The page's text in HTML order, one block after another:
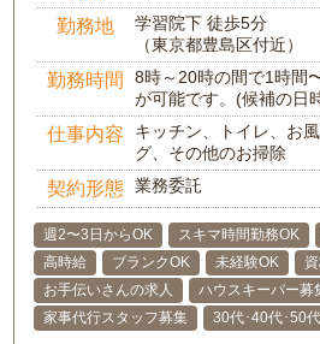
勤務地
学習院下 徒歩5分
（東京都豊島区付近）
勤務時間
8時～20時の間で1時間
が可能です。(候補の日
仕事内容
キッチン、トイレ、お
グ、その他のお掃除
契約形態 業務委託
週2〜3日からOK スキマ時間勤務OK
高時給
ブランクOK 未経験OK
お手伝いさんの求人
ハウスキーパー募
家事代行スタッフ募集
30代･40代･50